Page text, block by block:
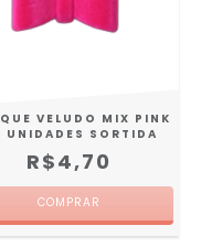
VELUDO MIX PINK
UNIDADES SORTIDA
R$4,70